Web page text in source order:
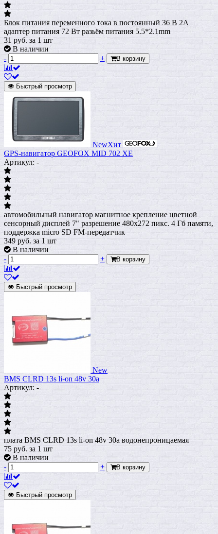
Блок питания переменного тока в постоянный 36 В 2A
адаптер питания 72 Вт разьём питания 5.5*2.1mm
31 руб. за 1 шт
В наличии
-
+ В корзину
Быстрый просмотр
NewХит
GPS-навигатор GEOFOX MID 702 ХЕ
Артикул: -
автомобильный навигатор магнитное крепление цветной
сенсорный дисплей 7" разрешение 480x272 пикс. 4 Гб памяти,
поддержка micro SD FM-передатчик
349 руб. за 1 шт
В наличии
-
+ В корзину
Быстрый просмотр
New
BMS CLRD 13s li-on 48v 30a
Артикул: -
плата BMS CLRD 13s li-on 48v 30a водонепроницаемая
75 руб. за 1 шт
В наличии
-
+ В корзину
Быстрый просмотр